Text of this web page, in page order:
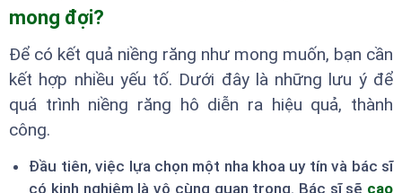
mong đợi?
Để có kết quả niềng răng như mong muốn, bạn cần
kết hợp nhiều yếu tố. Dưới đây là những lưu ý để
quá trình niềng răng hô diễn ra hiệu quả, thành
công.
Đầu tiên, việc lựa chọn một nha khoa uy tín và bác sĩ
có kinh nghiệm là vô cùng quan trọng. Bác sĩ sẽ cạo